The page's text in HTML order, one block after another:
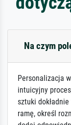
Na czym
Personalizacja
intuicyjny
sztuki
ramę, określ